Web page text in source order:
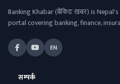
Banking Khabar (बैंकिङ खबर) is
portal covering banking, finance,
EN
सम्पर्क